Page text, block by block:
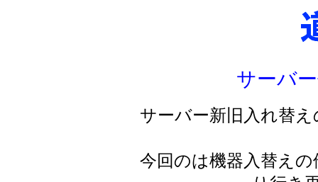
サーバ
サーバー新旧入れ替
今回のは機器入替え